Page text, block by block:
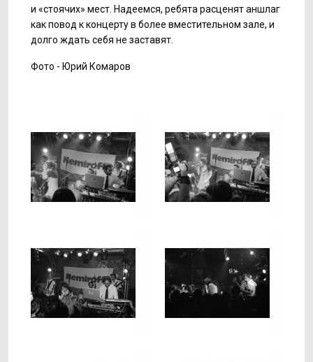
и «стоячих» мест. Надеемся, ребята расценят аншлаг
как повод к концерту в более вместительном зале, и
долго ждать себя не заставят.
Фото - Юрий Комаров